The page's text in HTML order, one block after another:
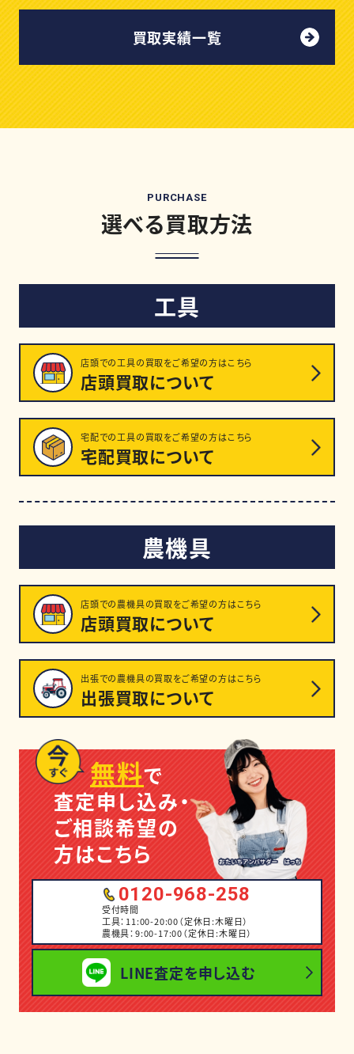
買取実績一覧
PURCHASE
選べる買取方法
工具
店頭での工具の買取をご希望の方はこちら
店頭買取について
宅配での工具の買取をご希望の方はこちら
宅配買取について
農機具
店頭での農機具の買取をご希望の方はこちら
店頭買取について
出張での農機具の買取をご希望の方はこちら
出張買取について
無料で
査定申し込み・
ご相談希望の
方はこちら
0120-968-258
受付時間
工具：11:00-20:00（定休日:木曜日）
農機具：9:00-17:00（定休日:木曜日）
LINE査定を申し込む